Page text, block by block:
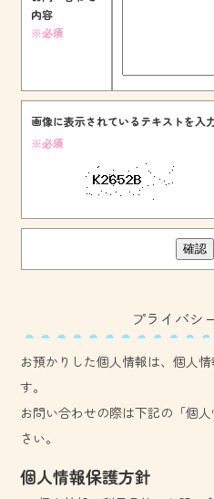
内容
※必須
画像に表示されているテキストを入
※必須
プライバシ
お預かりした個人情報は、個人
す。
お問い合わせの際は下記の「個
さい。
個人情報保護方針